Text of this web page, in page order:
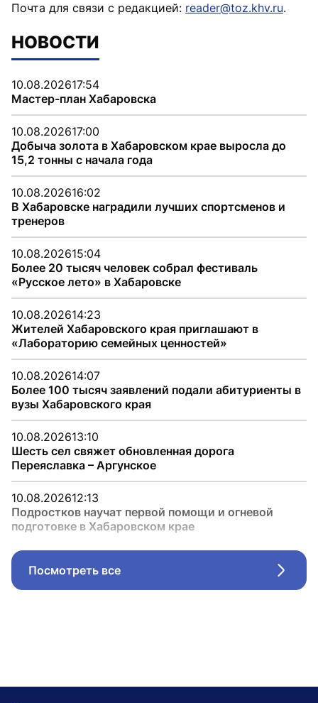
Почта для связи с редакцией: reader@toz.khv.ru.
НОВОСТИ
10.08.202617:54
Мастер-план Хабаровска
10.08.202617:00
Добыча золота в Хабаровском крае выросла до
15,2 тонны с начала года
10.08.202616:02
В Хабаровске наградили лучших спортсменов и
тренеров
10.08.202615:04
Более 20 тысяч человек собрал фестиваль
«Русское лето» в Хабаровске
10.08.202614:23
Жителей Хабаровского края приглашают в
«Лабораторию семейных ценностей»
10.08.202614:07
Более 100 тысяч заявлений подали абитуриенты в
вузы Хабаровского края
10.08.202613:10
Шесть сел свяжет обновленная дорога
Переяславка – Аргунское
10.08.202612:13
Подростков научат первой помощи и огневой
подготовке в Хабаровском крае
Посмотреть все